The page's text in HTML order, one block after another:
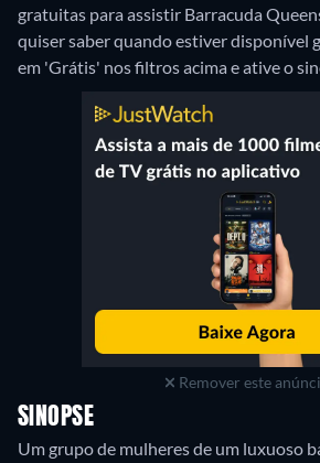
gratuitas para assistir Barracuda
quiser saber quando estiver disponível
em 'Grátis' nos filtros acima e ative o
Remover este
SINOPSE
Um grupo de mulheres de um luxuoso